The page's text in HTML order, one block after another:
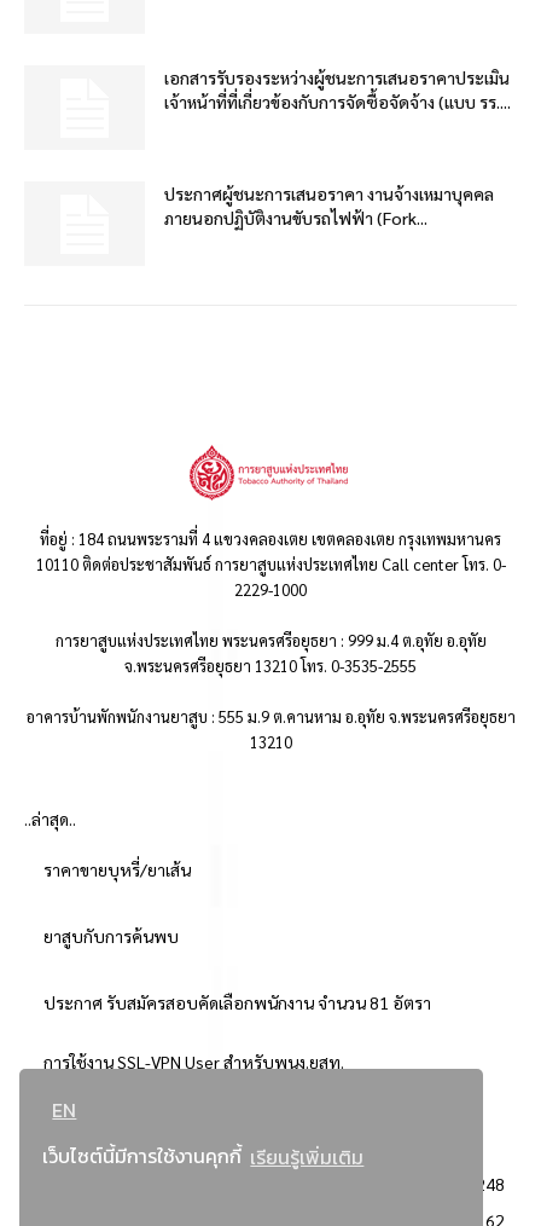
EN
เว็บไซต์นี้มีการใช้งานคุกกี้ เรียนรู้เพิ่มเติม
เอกสารรับรองระหว่างผู้ชนะการเสนอราคาประเมิน
เจ้าหน้าที่ที่เกี่ยวข้องกับการจัดซื้อจัดจ้าง (แบบ รร....
ประกาศผู้ชนะการเสนอราคา งานจ้างเหมาบุคคล
ภายนอกปฏิบัติงานขับรถไฟฟ้า (Fork...
ที่อยู่ : 184 ถนนพระรามที่ 4 แขวงคลองเตย เขตคลองเตย กรุงเทพมหานคร
10110 ติดต่อประชาสัมพันธ์ การยาสูบแห่งประเทศไทย Call center โทร. 0-
2229-1000
การยาสูบแห่งประเทศไทย พระนครศรีอยุธยา : 999 ม.4 ต.อุทัย อ.อุทัย
จ.พระนครศรีอยุธยา 13210 โทร. 0-3535-2555
อาคารบ้านพักพนักงานยาสูบ : 555 ม.9 ต.คานหาม อ.อุทัย จ.พระนครศรีอยุธยา
13210
..ล่าสุด..
ราคาขายบุหรี่/ยาเส้น
ยาสูบกับการค้นพบ
ประกาศ รับสมัครสอบคัดเลือกพนักงาน จำนวน 81 อัตรา
การใช้งาน SSL-VPN User สำหรับพนง.ยสท.
..ยอดนิยม..
3248
2362